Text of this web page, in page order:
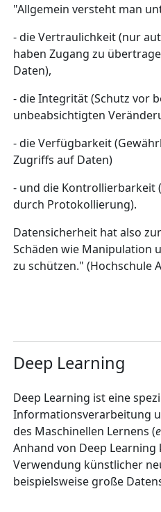
"Allgemein versteht man
- die Vertraulichkeit (nur
haben Zugang zu
Daten),
- die Integrität (Schutz vor
unbeabsichtigten
- die Verfügbarkeit
Zugriffs auf Daten)
- und die Kontrollierbarkeit
durch Protokollierung).
Datensicherheit hat also
Schäden wie Manipulation
zu schützen." (Hochschule
Deep Learning
Deep Learning ist eine
Informationsverarbeitung
des Maschinellen Lernens (
Anhand von Deep
Verwendung künstlicher
beispielsweise große